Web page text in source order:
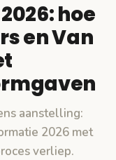
hoe
en Van
aanstelling:
2026 met
verliep.